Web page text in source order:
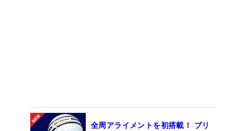
全周アライメントを初搭載！ ブリ